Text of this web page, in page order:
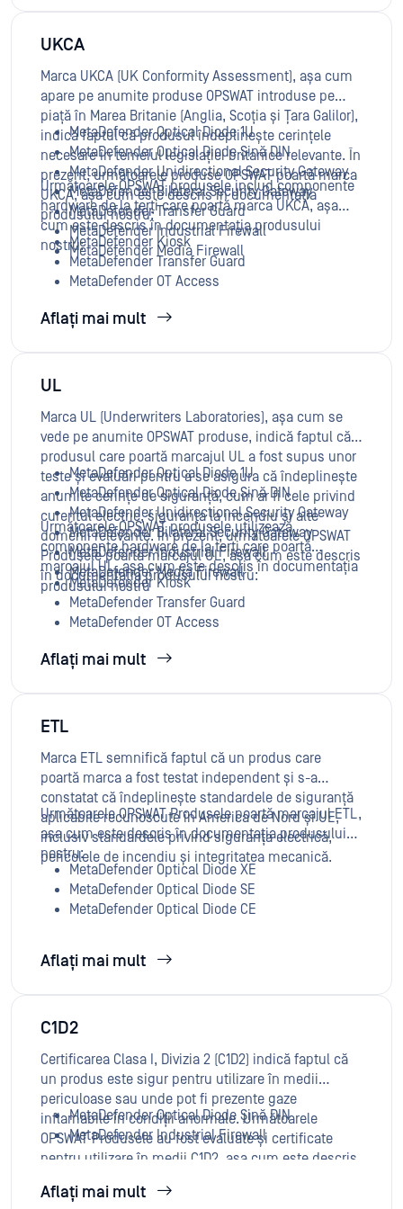
UKCA
Marca UKCA (UK Conformity Assessment), așa cum
apare pe anumite produse OPSWAT introduse pe
piață în Marea Britanie (Anglia, Scoția și Țara Galilor),
indică faptul că produsul îndeplinește cerințele
necesare în temeiul legislației britanice relevante. În
prezent, următoarele produse OPSWAT poartă marca
UKCA, așa cum este descris în documentația
produsului nostru:
MetaDefender Optical Diode 1U
MetaDefender Optical Diode Șină DIN
MetaDefender Unidirectional Security Gateway
MetaDefender Bilateral Security Gateway
MetaDefender Transfer Guard
MetaDefender Industrial Firewall
MetaDefender Media Firewall
Următoarele OPSWAT produsele includ componente
hardware de la terți care poartă marca UKCA, așa
cum este descris în documentația produsului
nostru:MetaDefender Kiosk
MetaDefender Transfer Guard
MetaDefender OT Access
Aflați mai mult
UL
Marca UL (Underwriters Laboratories), așa cum se
vede pe anumite OPSWAT produse, indică faptul că
produsul care poartă marcajul UL a fost supus unor
teste și evaluări pentru a se asigura că îndeplinește
anumite cerințe de siguranță, cum ar fi cele privind
curentul electric, siguranța la incendiu și alte
domenii relevante. În prezent, următoarele OPSWAT
Produsele poartă marcajul UL, așa cum este descris
în documentația produsului nostru:
MetaDefender Optical Diode 1U
MetaDefender Optical Diode Șină DIN
MetaDefender Unidirectional Security Gateway
MetaDefender Bilateral Security Gateway
MetaDefender Industrial Firewall
MetaDefender Media Firewall
Următoarele OPSWAT produsele utilizează
componente hardware de la terți care poartă
marcajul UL, așa cum este descris în documentația
produsului nostru
MetaDefender Kiosk
MetaDefender Transfer Guard
MetaDefender OT Access
Aflați mai mult
ETL
Marca ETL semnifică faptul că un produs care
poartă marca a fost testat independent și s-a
constatat că îndeplinește standardele de siguranță
aplicabile recunoscute în America de Nord și UE,
inclusiv standardele privind siguranța electrică,
pericolele de incendiu și integritatea mecanică.
Următoarele OPSWAT Produsele poartă marcajul ETL,
așa cum este descris în documentația produsului
nostru:
MetaDefender Optical Diode XE
MetaDefender Optical Diode SE
MetaDefender Optical Diode CE
Aflați mai mult
C1D2
Certificarea Clasa I, Divizia 2 (C1D2) indică faptul că
un produs este sigur pentru utilizare în medii
periculoase sau unde pot fi prezente gaze
inflamabile în condiții anormale. Următoarele
OPSWAT Produsele au fost evaluate și certificate
pentru utilizare în medii C1D2, așa cum este descris
MetaDefender Optical Diode Șină DIN
MetaDefender Industrial Firewall
Aflați mai mult